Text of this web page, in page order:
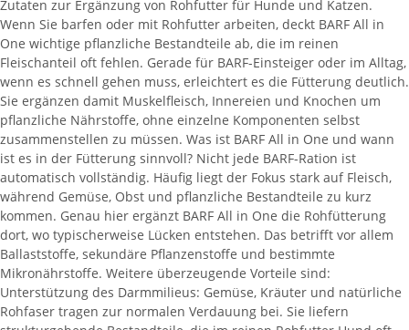
Zutaten zur Ergänzung von Rohfutter für Hunde und Katzen.
Wenn Sie barfen oder mit Rohfutter arbeiten, deckt BARF All in
One wichtige pflanzliche Bestandteile ab, die im reinen
Fleischanteil oft fehlen. Gerade für BARF-Einsteiger oder im Alltag,
wenn es schnell gehen muss, erleichtert es die Fütterung deutlich.
Sie ergänzen damit Muskelfleisch, Innereien und Knochen um
pflanzliche Nährstoffe, ohne einzelne Komponenten selbst
zusammenstellen zu müssen. Was ist BARF All in One und wann
ist es in der Fütterung sinnvoll? Nicht jede BARF-Ration ist
automatisch vollständig. Häufig liegt der Fokus stark auf Fleisch,
während Gemüse, Obst und pflanzliche Bestandteile zu kurz
kommen. Genau hier ergänzt BARF All in One die Rohfütterung
dort, wo typischerweise Lücken entstehen. Das betrifft vor allem
Ballaststoffe, sekundäre Pflanzenstoffe und bestimmte
Mikronährstoffe. Weitere überzeugende Vorteile sind:
Unterstützung des Darmmilieus: Gemüse, Kräuter und natürliche
Rohfaser tragen zur normalen Verdauung bei. Sie liefern